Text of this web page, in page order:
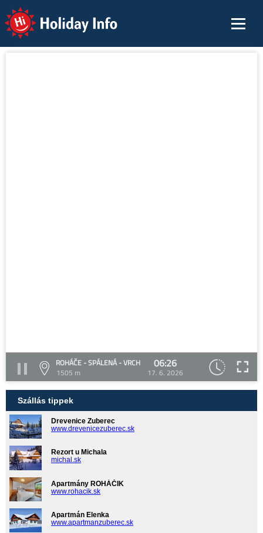
Holiday Info
ROHÁČE - SPÁLENÁ - VRCH
1505 m
06:26
17. 6. 2026
Szállás tippek
Drevenice Zuberec
www.drevenicezuberec.sk
Rezort u Michala
michal.sk
Apartmány ROHÁČIK
www.rohacik.sk
Apartmán Elenka
www.apartmanzuberec.sk